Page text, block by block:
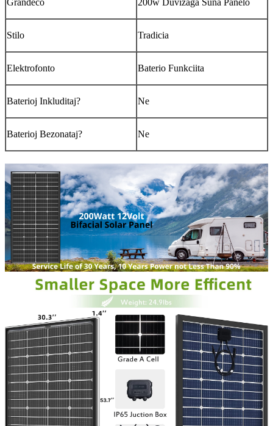
Grandeco 200w Duvizaĝa Suna Panelo
Stilo Tradicia
Elektrofonto Baterio Funkciita
Baterioj Inkluditaj? Ne
Baterioj Bezonataj? Ne